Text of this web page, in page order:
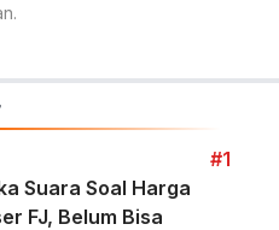
#1
Suara Soal Harga
FJ, Belum Bisa